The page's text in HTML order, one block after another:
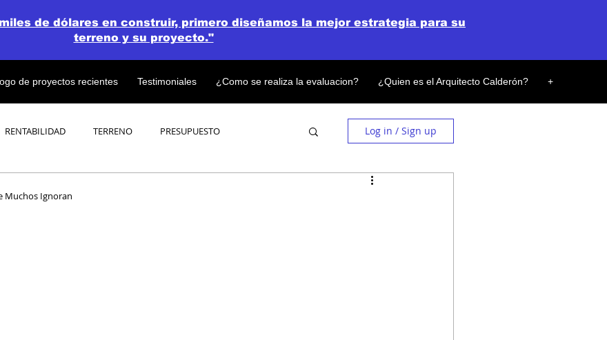
de proyectos recientes Testimoniales ¿Como se realiza la evaluacion? ¿Quien es el Arquitecto Calderón? +
de dólares en construir, primero diseñamos la mejor estrategia para su
terreno y su proyecto."
RENTABILIDAD TERRENO PRESUPUESTO Log in / Sign up
Muchos Ignoran